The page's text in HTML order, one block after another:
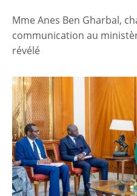
Mme Anes Ben Gharbal,
communication au
révélé